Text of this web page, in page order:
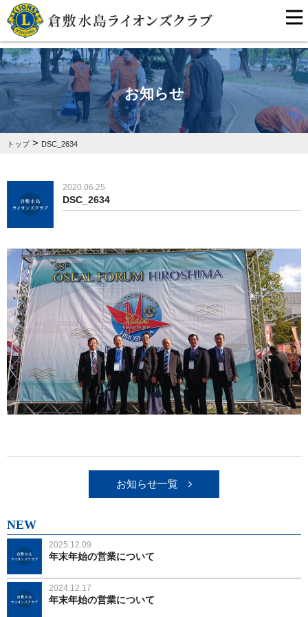
お知らせ
トップ> DSC_2634
2020.06.25
DSC_2634
お知らせ一覧
NEW
2025.12.09
年末年始の営業について
2024.12.17
年末年始の営業について